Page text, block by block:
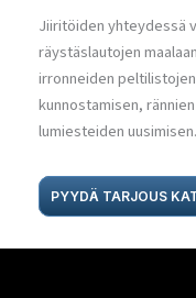
Jiiritöiden yhteydessä
räystäslautojen
irronneiden
kunnostamisen,
lumiesteiden uusimisen.
PYYDÄ TARJOUS